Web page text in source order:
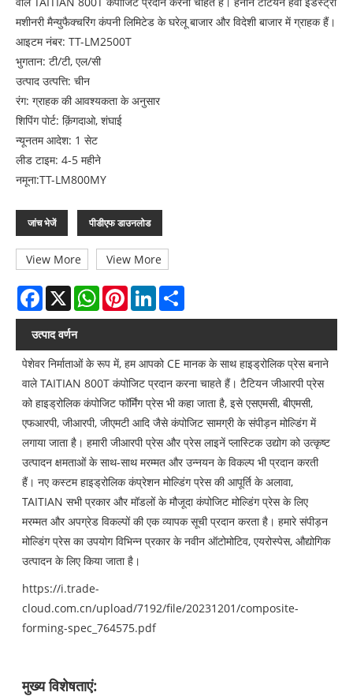
मशीनरी मैन्युफैक्चरिंग कंपनी लिमिटेड के घरेलू बाजार और विदेशी बाजार में ग्राहक हैं।
आइटम नंबर: TT-LM2500T
भुगतान: टी/टी, एल/सी
उत्पाद उत्पत्ति: चीन
रंग: ग्राहक की आवश्यकता के अनुसार
शिपिंग पोर्ट: क़िंगदाओ, शंघाई
न्यूनतम आदेश: 1 सेट
लीड टाइम: 4-5 महीने
नमूना:TT-LM800MY
जांच भेजें पीडीएफ डाउनलोड
View More View More
Facebook
X WhatsAppPinterestLinkedIn
उत्पाद वर्णन
पेशेवर निर्माताओं के रूप में, हम आपको CE मानक के साथ हाइड्रोलिक प्रेस बनाने
वाले TAITIAN 800T कंपोजिट प्रदान करना चाहते हैं। टैटियन जीआरपी प्रेस
को हाइड्रोलिक कंपोजिट फॉर्मिंग प्रेस भी कहा जाता है, इसे एसएमसी, बीएमसी,
एफआरपी, जीआरपी, जीएमटी आदि जैसे कंपोजिट सामग्री के संपीड़न मोल्डिंग में
लगाया जाता है। हमारी जीआरपी प्रेस और प्रेस लाइनें प्लास्टिक उद्योग को उत्कृष्ट
उत्पादन क्षमताओं के साथ-साथ मरम्मत और उन्नयन के विकल्प भी प्रदान करती
हैं। नए कस्टम हाइड्रोलिक कंप्रेशन मोल्डिंग प्रेस की आपूर्ति के अलावा,
TAITIAN सभी प्रकार और मॉडलों के मौजूदा कंपोजिट मोल्डिंग प्रेस के लिए
मरम्मत और अपग्रेड विकल्पों की एक व्यापक सूची प्रदान करता है। हमारे संपीड़न
मोल्डिंग प्रेस का उपयोग विभिन्न प्रकार के नवीन ऑटोमोटिव, एयरोस्पेस, औद्योगिक
उत्पादन के लिए किया जाता है।
https://i.trade-
cloud.com.cn/upload/7192/file/20231201/composite-
forming-spec_764575.pdf
मुख्य विशेषताएं: